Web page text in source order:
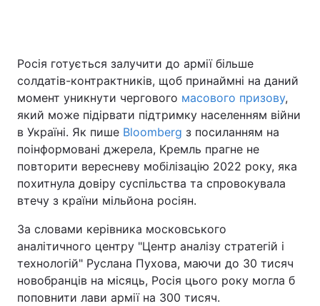
Україна Політика
Економіка
Спорт Наука
Техно і зв'язок Лайт
Зброя Інциденти
Здоров'я Туризм
Цікавинки Погода
Екологія Регіони
Росія готується залучити до армії більше
солдатів-контрактників, щоб принаймні на даний
момент уникнути чергового масового призову,
який може підірвати підтримку населенням війни
в Україні. Як пише Bloomberg з посиланням на
поінформовані джерела, Кремль прагне не
повторити вересневу мобілізацію 2022 року, яка
похитнула довіру суспільства та спровокувала
втечу з країни мільйона росіян.
За словами керівника московського
аналітичного центру "Центр аналізу стратегій і
технологій" Руслана Пухова, маючи до 30 тисяч
новобранців на місяць, Росія цього року могла б
поповнити лави армії на 300 тисяч.